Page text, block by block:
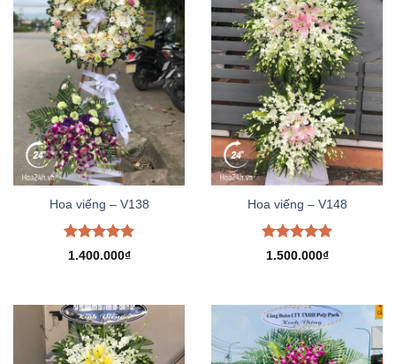
Hoa viếng – V138
Được xếp
1.400.000₫
Hoa viếng – V148
Được xếp
1.500.000₫